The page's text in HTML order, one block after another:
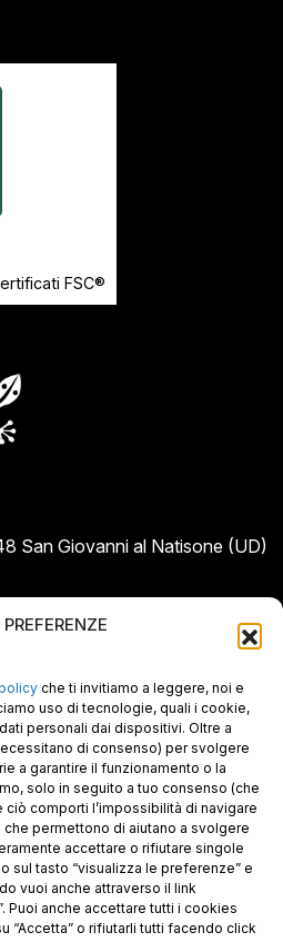
che ti invitiamo a leggere, noi e
uso di tecnologie, quali i cookie,
personali dai dispositivi. Oltre a
di consenso) per svolgere
a garantire il funzionamento o la
solo in seguito a tuo consenso (che
comporti l’impossibilità di navigare
permettono di aiutano a svolgere
accettare o rifiutare singole
sul tasto “visualizza le preferenze” e
vuoi anche attraverso il link
Puoi anche accettare tutti i cookies
“Accetta” o rifiutarli tutti facendo click
FSC®
San Giovanni al Natisone (UD)